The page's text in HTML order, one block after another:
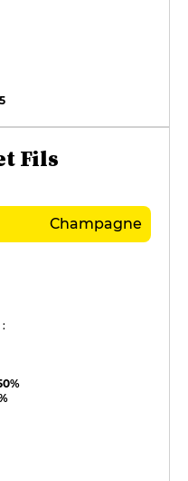
Fils
Champagne